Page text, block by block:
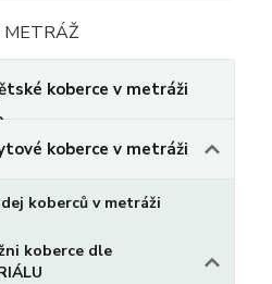
METRÁŽ
koberce v metráži
koberce v metráži
koberců v metráži
koberce dle